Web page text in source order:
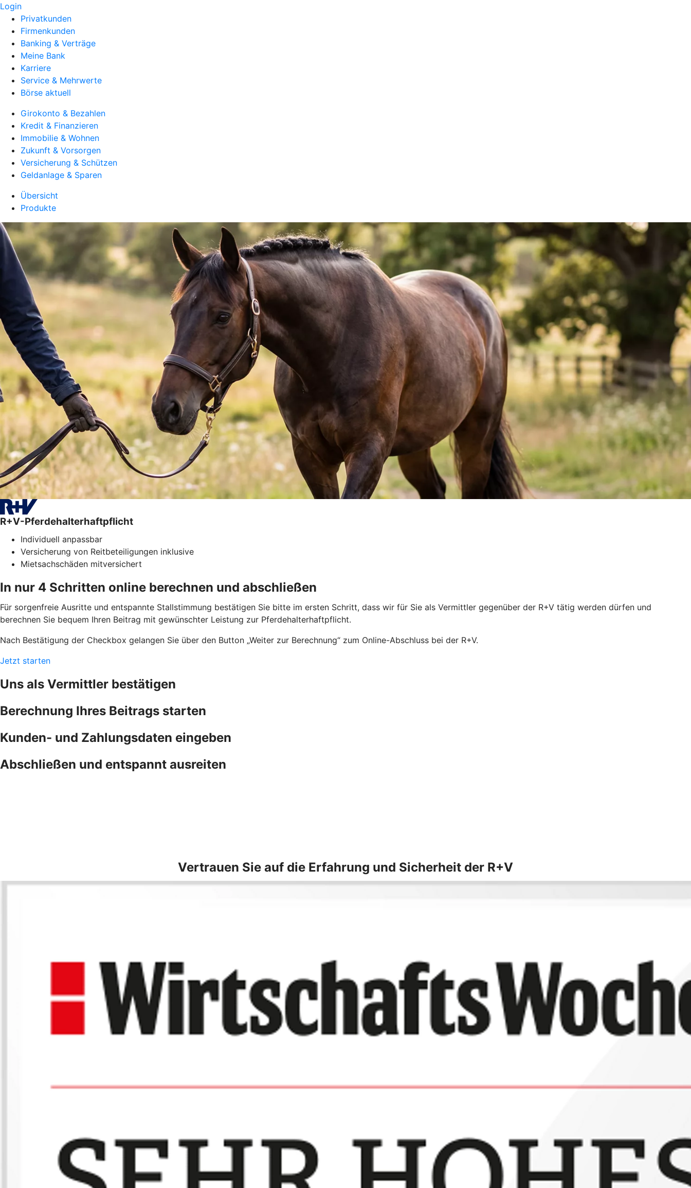
Login
Privatkunden
Firmenkunden
Banking & Verträge
Meine Bank
Karriere
Service & Mehrwerte
Börse aktuell
Girokonto & Bezahlen
Kredit & Finanzieren
Immobilie & Wohnen
Zukunft & Vorsorgen
Versicherung & Schützen
Geldanlage & Sparen
Übersicht
Produkte
R+V-Pferdehalterhaftpflicht
Individuell anpassbar
Versicherung von Reitbeteiligungen inklusive
Mietsachschäden mitversichert
In nur 4 Schritten online berechnen und abschließen
Für sorgenfreie Ausritte und entspannte Stallstimmung bestätigen Sie bitte im ersten Schritt, dass wir für Sie als Vermittler gegenüber der R+V tätig werden dürfen und
berechnen Sie bequem Ihren Beitrag mit gewünschter Leistung zur Pferdehalterhaftpflicht.
Nach Bestätigung der Checkbox gelangen Sie über den Button „Weiter zur Berechnung“ zum Online-Abschluss bei der R+V.
Jetzt starten
Uns als Vermittler bestätigen
Berechnung Ihres Beitrags starten
Kunden- und Zahlungsdaten eingeben
Abschließen und entspannt ausreiten
Vertrauen Sie auf die Erfahrung und Sicherheit der R+V